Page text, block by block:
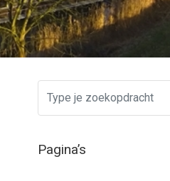
Pagina’s